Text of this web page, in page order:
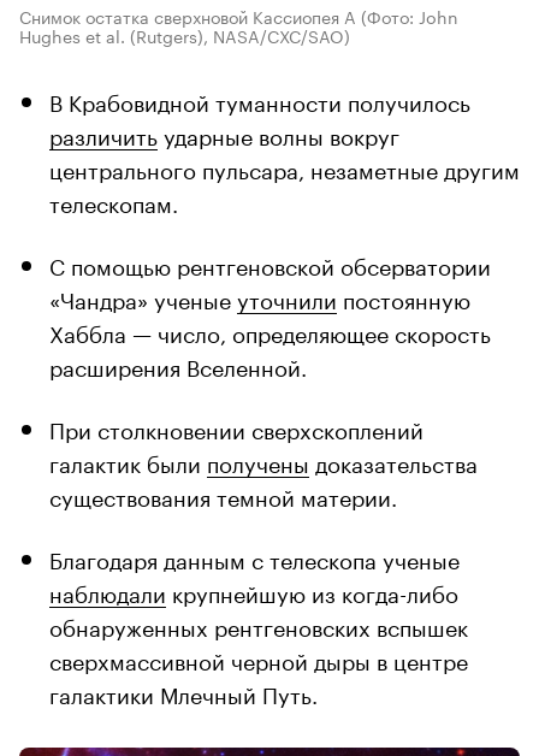
Снимок остатка сверхновой Кассиопея A (Фото: John
Hughes et al. (Rutgers), NASA/CXC/SAO)
В Крабовидной туманности получилось
различитьударные волны вокруг
центрального пульсара, незаметные другим
телескопам.
С помощью рентгеновской обсерватории
«Чандра» ученыеуточнили постоянную
Хаббла — число, определяющее скорость
расширения Вселенной.
При столкновении сверхскоплений
галактик были получены доказательства
существования темной материи.
Благодаря данным с телескопа ученые
наблюдали крупнейшую из когда-либо
обнаруженных рентгеновских вспышек
сверхмассивной черной дыры в центре
галактики Млечный Путь.